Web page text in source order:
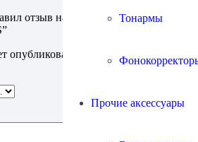
Тонармы
Прочие аксессуары
отзыв на “Ламповый моноблок
опубликован.
Обязательные поля